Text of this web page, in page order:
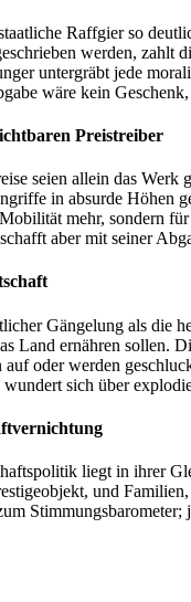
Raffgier so
werden,
untergräbt jede
wäre kein
Preistreiber
seien allein das
in absurde Höhen
mehr, sondern
aber mit seiner
Gängelung als die
Land ernähren sollen.
oder werden
sich über
liegt in ihrer
und